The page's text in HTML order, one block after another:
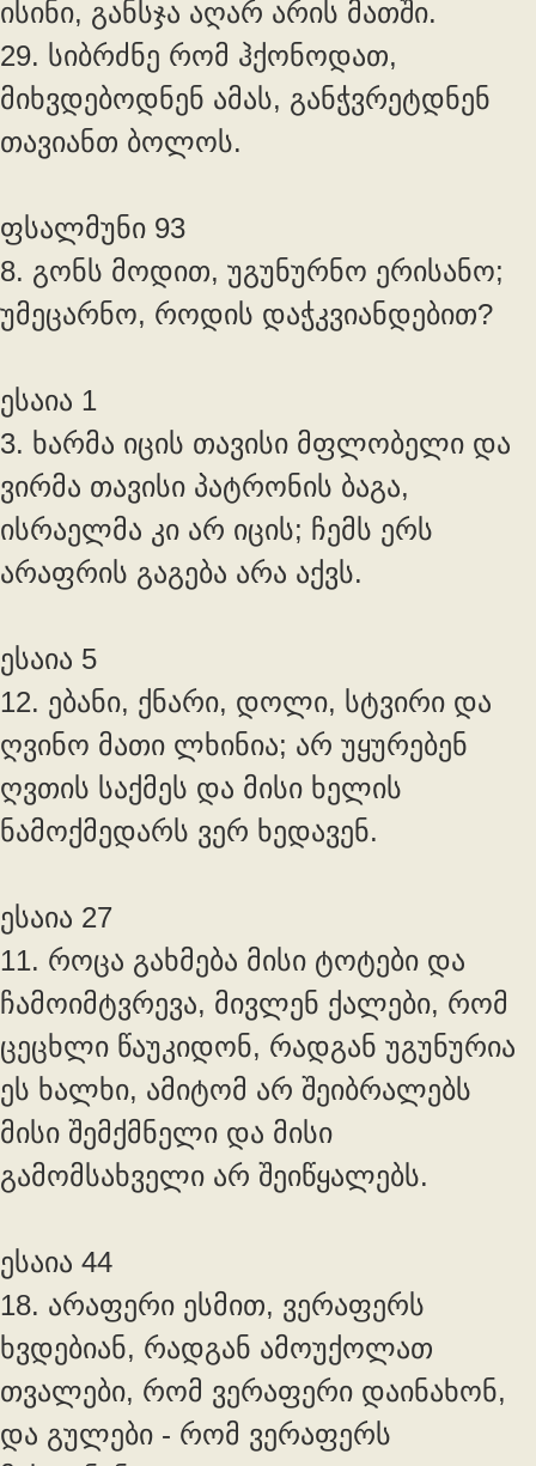
ისინი, განსჯა აღარ არის მათში.
29. სიბრძნე რომ ჰქონოდათ,
მიხვდებოდნენ ამას, განჭვრეტდნენ
თავიანთ ბოლოს.
ფსალმუნი 93
8. გონს მოდით, უგუნურნო ერისანო;
უმეცარნო, როდის დაჭკვიანდებით?
ესაია 1
3. ხარმა იცის თავისი მფლობელი და
ვირმა თავისი პატრონის ბაგა,
ისრაელმა კი არ იცის; ჩემს ერს
არაფრის გაგება არა აქვს.
ესაია 5
12. ებანი, ქნარი, დოლი, სტვირი და
ღვინო მათი ლხინია; არ უყურებენ
ღვთის საქმეს და მისი ხელის
ნამოქმედარს ვერ ხედავენ.
ესაია 27
11. როცა გახმება მისი ტოტები და
ჩამოიმტვრევა, მივლენ ქალები, რომ
ცეცხლი წაუკიდონ, რადგან უგუნურია
ეს ხალხი, ამიტომ არ შეიბრალებს
მისი შემქმნელი და მისი
გამომსახველი არ შეიწყალებს.
ესაია 44
18. არაფერი ესმით, ვერაფერს
ხვდებიან, რადგან ამოუქოლათ
თვალები, რომ ვერაფერი დაინახონ,
და გულები - რომ ვერაფერს